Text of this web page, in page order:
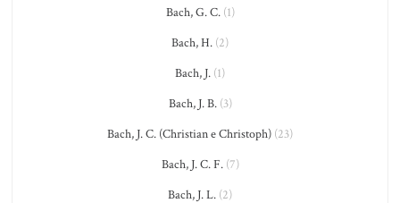
Bach, G. C.(1)
Bach, H. (2)
Bach, J. (1)
Bach, J. B.(3)
Bach, J. C. (Christian e Christoph) (23)
Bach, J. C. F.(7)
Bach, J. L. (2)